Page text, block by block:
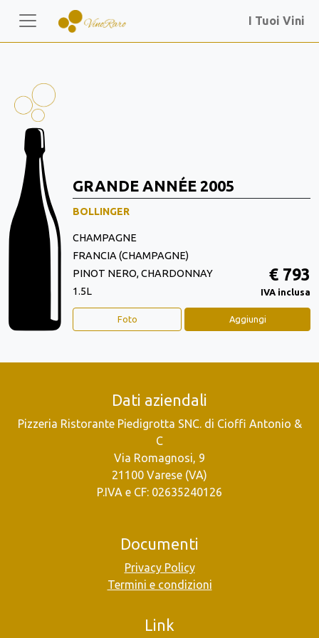
I Tuoi Vini
GRANDE ANNÉE 2005
BOLLINGER
CHAMPAGNE
FRANCIA (CHAMPAGNE)
PINOT NERO, CHARDONNAY
1.5L
€ 793
IVA inclusa
Foto Aggiungi
Dati aziendali
Pizzeria Ristorante Piedigrotta SNC. di Cioffi Antonio &
C
Via Romagnosi, 9
21100 Varese (VA)
P.IVA e CF: 02635240126
Documenti
Privacy Policy
Termini e condizioni
Link